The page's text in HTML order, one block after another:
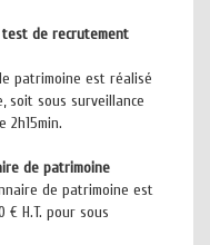
de recrutement
patrimoine est réalisé
soit sous surveillance
2h15min.
de patrimoine
de patrimoine est
€ H.T. pour sous